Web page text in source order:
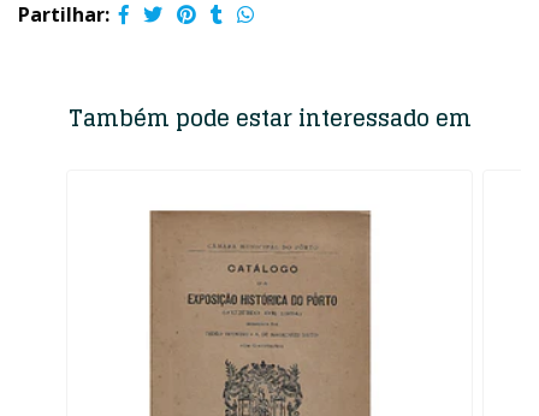
Partilhar:
Também pode estar interessado em